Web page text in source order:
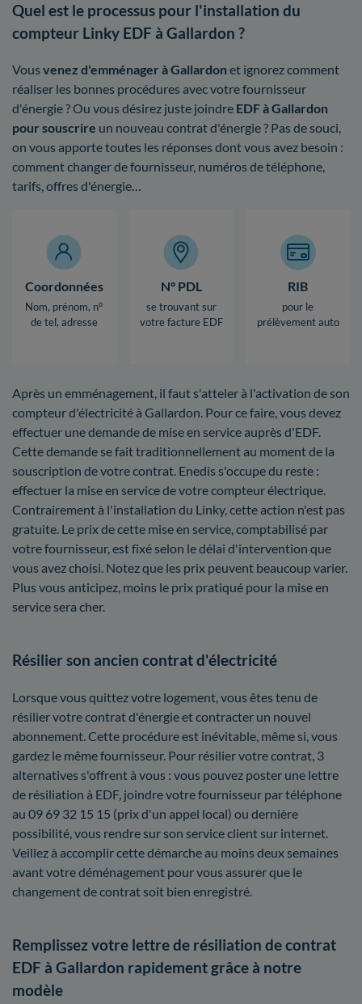
Quel est le processus pour l'installation du
compteur Linky EDF à Gallardon ?
Vous venez d'emménager à Gallardon et ignorez comment
réaliser les bonnes procédures avec votre fournisseur
d'énergie ? Ou vous désirez juste joindre EDF à Gallardon
pour souscrire un nouveau contrat d'énergie ? Pas de souci,
on vous apporte toutes les réponses dont vous avez besoin :
comment changer de fournisseur, numéros de téléphone,
tarifs, offres d'énergie…
Coordonnées
Nom, prénom, n°
de tel, adresse
N° PDL
se trouvant sur
votre facture EDF
RIB
pour le
prélèvement auto
Après un emménagement, il faut s'atteler à l'activation de son
compteur d'électricité à Gallardon. Pour ce faire, vous devez
effectuer une demande de mise en service auprès d'EDF.
Cette demande se fait traditionnellement au moment de la
souscription de votre contrat. Enedis s'occupe du reste :
effectuer la mise en service de votre compteur électrique.
Contrairement à l'installation du Linky, cette action n'est pas
gratuite. Le prix de cette mise en service, comptabilisé par
votre fournisseur, est fixé selon le délai d'intervention que
vous avez choisi. Notez que les prix peuvent beaucoup varier.
Plus vous anticipez, moins le prix pratiqué pour la mise en
service sera cher.
Résilier son ancien contrat d'électricité
Lorsque vous quittez votre logement, vous êtes tenu de
résilier votre contrat d'énergie et contracter un nouvel
abonnement. Cette procédure est inévitable, même si, vous
gardez le même fournisseur. Pour résilier votre contrat, 3
alternatives s'offrent à vous : vous pouvez poster une lettre
de résiliation à EDF, joindre votre fournisseur par téléphone
au 09 69 32 15 15 (prix d'un appel local) ou dernière
possibilité, vous rendre sur son service client sur internet.
Veillez à accomplir cette démarche au moins deux semaines
avant votre déménagement pour vous assurer que le
changement de contrat soit bien enregistré.
Remplissez votre lettre de résiliation de contrat
EDF à Gallardon rapidement grâce à notre
modèle